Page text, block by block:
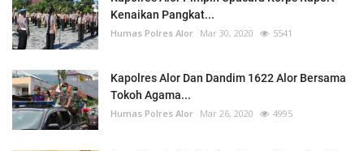
Kenaikan Pangkat...
Humas Polres Alor Mar 30, 2020 5541
Kapolres Alor Dan Dandim 1622 Alor Bersama
Tokoh Agama...
Humas Polres Alor Mar 26, 2020 4995